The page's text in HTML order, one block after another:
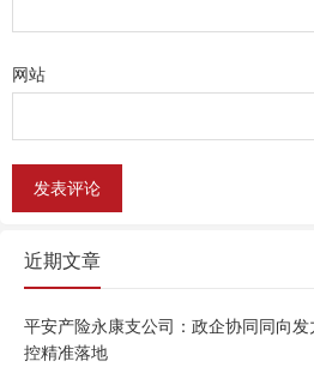
网站
近期文章
平安产险永康支公司：政企协同同向发
控精准落地